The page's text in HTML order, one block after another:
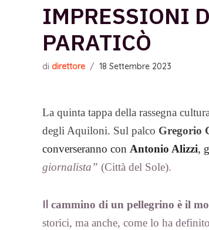
IMPRESSIONI
PARATICÒ
di direttore / 18 Settembre 2023
La quinta tappa della rassegna
degli Aquiloni. Sul palco Gregorio
converseranno con Antonio Alizzi,
giornalista” (Città del Sole).
Il cammino di un pellegrino è il
storici, ma anche, come lo ha